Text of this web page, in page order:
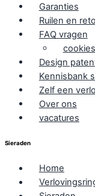
Garanties
Ruilen en
FAQ vragen
cookies
Design
Kennisbank
Zelf een
Over ons
vacatures
Sieraden
Home